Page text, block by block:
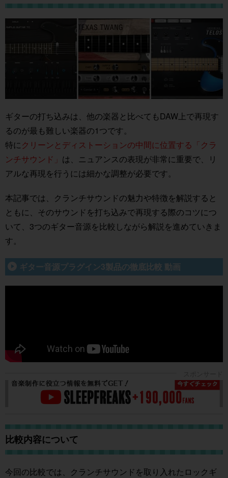
ギターの打ち込みは、他の楽器と比べてもDAW上で再現す
るのが最も難しい楽器の1つです。
特にクリーンとディストーションの中間に位置する「クラ
ンチサウンド」 は、ニュアンスの表現が非常に重要で、リ
アルな再現を行うには細かな調整が必要です。
本記事では、クランチサウンドの魅力や特徴を解説すると
ともに、そのサウンドを打ち込みで再現する際のコツにつ
いて、3つのギター音源を比較しながら解説を進めていきま
す。
ギター音源プラグイン3製品の徹底比較 動画
比較内容について
今回の比較では、クランチサウンドを取り入れたロックギ